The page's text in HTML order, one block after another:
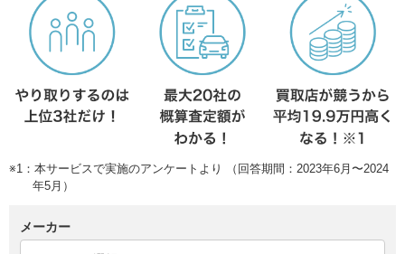
※1：本サービスで実施のアンケートより （回答期間：2023年6月〜2024
年5月）
メーカー